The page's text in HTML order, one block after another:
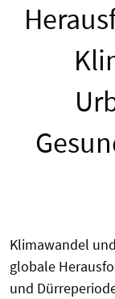
Klimawandel
globale
und